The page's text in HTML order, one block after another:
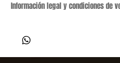
Información legal y condiciones de